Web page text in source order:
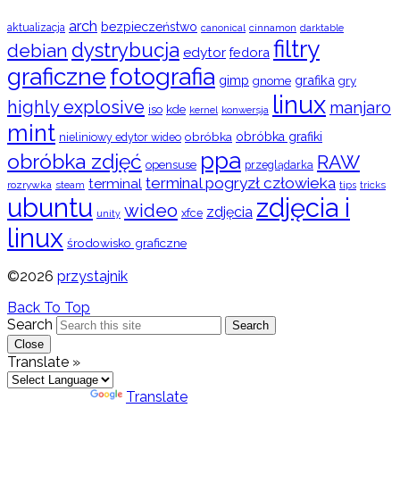
aktualizacja arch bezpieczeństwo canonical cinnamon darktable
debian dystrybucja edytor fedora filtry
graficznefotografia gimp gnome grafika gry
highly explosive iso kde kernel konwersja linux manjaro
mint nieliniowy edytor wideo obróbka obróbka grafiki
obróbka zdjęć opensuse ppa przeglądarka RAW
rozrywka steam terminal terminal pogryzł człowieka tips tricks
ubuntu unity wideo xfce zdjęcia zdjęcia i
linux środowisko graficzne
©2026 przystajnik
Back To Top
Search
Search
Close
Translate »
Translate